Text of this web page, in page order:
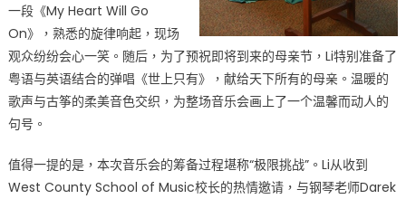
一段《My Heart Will Go
On》，熟悉的旋律响起，现场
观众纷纷会心一笑。随后，为了预祝即将到来的母亲节，Li特别准备了
粤语与英语结合的弹唱《世上只有》，献给天下所有的母亲。温暖的
歌声与古筝的柔美音色交织，为整场音乐会画上了一个温馨而动人的
句号。
值得一提的是，本次音乐会的筹备过程堪称“极限挑战”。Li从收到
West County School of Music校长的热情邀请，与钢琴老师Darek